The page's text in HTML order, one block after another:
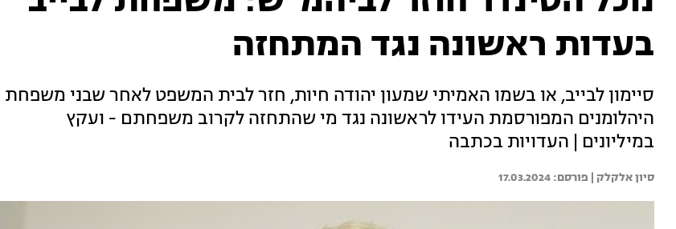
בעדות ראשונה נגד המתחזה
סיימון לבייב, או בשמו האמיתי שמעון יהודה חיות, חזר לבית המשפט לאחר שבני משפחת
היהלומנים המפורסמת העידו לראשונה נגד מי שהתחזה לקרוב משפחתם - ועקץ
במיליונים | העדויות בכתבה
סיון אלקלק | 17.03.2024